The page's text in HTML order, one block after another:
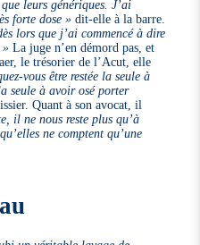
leurs génériques. J’ai
forte dose » dit-elle à la barre.
lors que j’ai commencé à dire
» La juge n’en démord pas, et
le trésorier de l’Acut, elle
vous être restée la seule à
seule à avoir osé porter
Quant à son avocat, il
il ne nous reste plus qu’à
ne comptent qu’une